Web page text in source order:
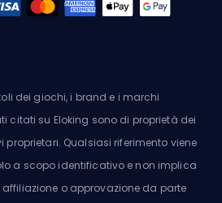
dei giochi, i brand e i marchi
citati su Eloking sono di proprietà dei
proprietari. Qualsiasi riferimento viene
a scopo identificativo e non implica
o approvazione da parte